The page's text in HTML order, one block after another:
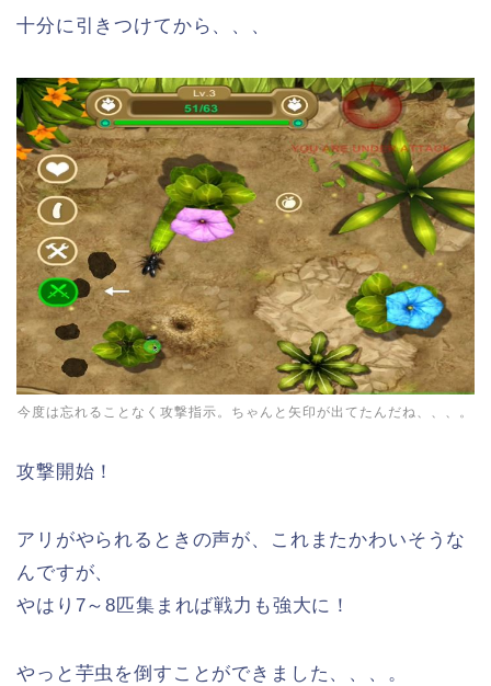
十分に引きつけてから、、、
今度は忘れることなく攻撃指示。ちゃんと矢印が出てたんだね、、、。
攻撃開始！
アリがやられるときの声が、これまたかわいそうな
んですが、
やはり7～8匹集まれば戦力も強大に！
やっと芋虫を倒すことができました、、、。